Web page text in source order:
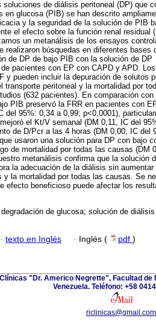
de diálisis peritoneal (DP) que
en glucosa (PIB) se han descrito
y la seguridad de la solución de PIB
el efecto sobre la función renal residual
un metanálisis de los ensayos
realizaron búsquedas en diferentes bases
de DP de bajo PIB con la solución de DP
pacientes con EP con CAPD y APD.
y pueden incluir la depuración de solutos
transporte peritoneal y la mortalidad por
(632 pacientes). En comparación con
PIB preservó la FRR en pacientes con
del 95%: 0,34 a 0,99; p<0,0001),
el Kt/V semanal (DM 0,11, IC del
de D/Pcr a las 4 horas (DM 0,00, IC del
usaron una solución para DP con bajo
de mortalidad por todas las causas (DM
metanálisis confirma que la solución
la adecuación de la diálisis sin
y la mortalidad por todas las causas. Se
efecto beneficioso puede afectar los
de glucosa; solución de
· texto en Inglés · Inglés ( pdf )
"Dr. Americo Negrette", Facultad de
Venezuela. Teléfono: +58
riclinicas@gmail.com